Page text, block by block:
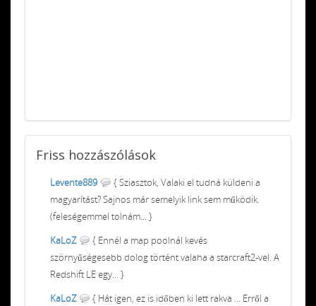
Friss hozzászólások
Levente889
{ Sziasztok, Valaki el tudná küldeni a
magyarítást? Sajnos már semelyik link sem működik.
(feleségemmel tolnám... }
KaLoZ
{ Ennél a map poolnál kevés
szörnyűségesebb dolog történt valaha a starcraft2-vel. A
Redshift LE egy... }
KaLoZ
{ Hát igen, ez is időben ki lett rakva ... Erről a